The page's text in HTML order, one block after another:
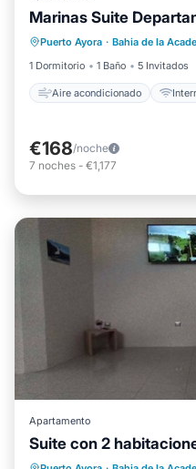
Marinas Suite
Puerto Ayora · Bahia de la
1 Dormitorio
1 Baño 5 Invitados
Aire acondicionado
Aire acondicionado
Apto para niños
€168/noche
7 noches - €1,177
Apartamento
Suite con 2Piscina Aire